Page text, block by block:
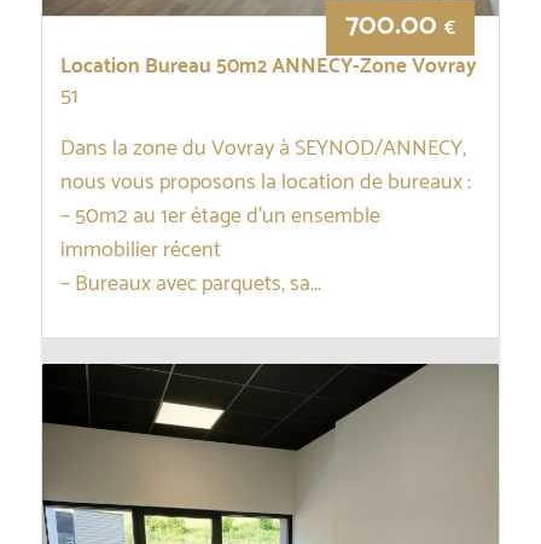
Location Bureau 50m2 ANNECY-Zone Vovray
700.00€
51
Dans la zone du Vovray à SEYNOD/ANNECY,
nous vous proposons la location de bureaux :
– 50m2 au 1er étage d’un ensemble
immobilier récent
– Bureaux avec parquets, sa...